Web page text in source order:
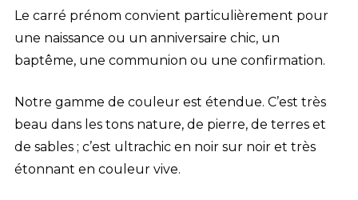
Le carré prénom convient particulièrement pour
une naissance ou un anniversaire chic, un
baptême, une communion ou une confirmation.
Notre gamme de couleur est étendue. C’est très
beau dans les tons nature, de pierre, de terres et
de sables ; c’est ultrachic en noir sur noir et très
étonnant en couleur vive.